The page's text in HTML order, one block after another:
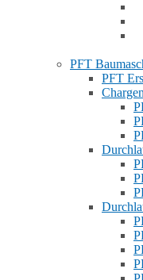
PFT
PFT